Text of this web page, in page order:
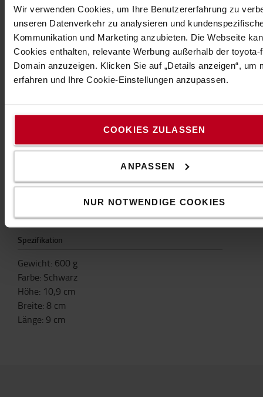
Wir verwenden Cookies, um Ihre Benutzererfahrung zu
unseren Datenverkehr zu analysieren und
Kommunikation und Marketing anzubieten. Die Webseite
Cookies enthalten, relevante Werbung außerhalb der
Domain anzuzeigen. Klicken Sie auf „Details anzeigen“, um
erfahren und Ihre Cookie-Einstellungen anzupassen.
COOKIES ZULASSEN
ANPASSEN
NUR NOTWENDIGE COOKIES
Eigenschaften
Die Skipper Halter für Desinfektionsmittel ist für
Baustellen, hygienisch empfindliche Umgebungen,
Skipper Produkte, wie z.B. Wandhalterungen,
Saugnapfhalterungen oder den Gurtbändern
befestigt werden.
Spenderflasche und Montagehalterungen nicht im
Lieferumfang enthalten.
Spezifikation
Gewicht: 600 g
Farbe: Schwarz
Höhe: 10,9 cm
Breite: 8 cm
Länge: 9 cm